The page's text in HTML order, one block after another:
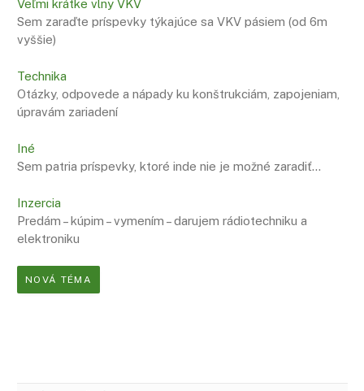
Veľmi krátke vlny VKV
Sem zaraďte príspevky týkajúce sa VKV pásiem (od 6m
vyššie)
Technika
Otázky, odpovede a nápady ku konštrukciám, zapojeniam,
úpravám zariadení
Iné
Sem patria príspevky, ktoré inde nie je možné zaradiť…
Inzercia
Predám – kúpim – vymením – darujem rádiotechniku a
elektroniku
NOVÁ TÉMA